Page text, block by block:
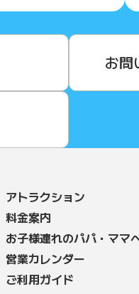
お問
アトラクション
料⾦案内
お子様連れのパパ・ママ
営業カレンダー
ご利用ガイド